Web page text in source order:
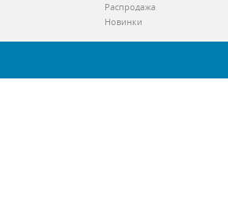
Распродажа
Новинки